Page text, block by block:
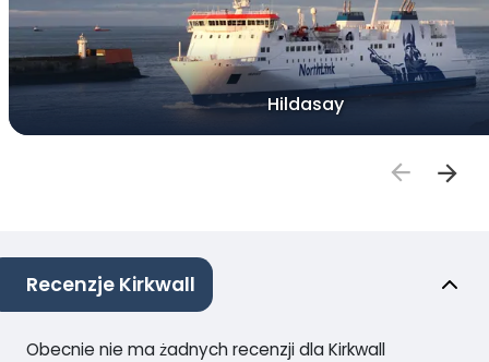
Hildasay
Recenzje Kirkwall
Obecnie nie ma żadnych recenzji dla Kirkwall